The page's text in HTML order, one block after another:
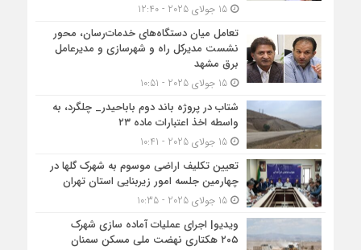
15 جولای 2025 - 12:40
تعامل میان دستگاه‌های خدمات‌رسان، محور
نشست مدیرکل راه و شهرسازی و مدیرعامل
برق مشهد
15 جولای 2025 - 10:51
شتاب در پروژه باند دوم باباحیدر_ چلگرد، به
واسطه اخذ اعتبارات ماده ۲۳
15 جولای 2025 - 10:41
تعیین تکلیف اراضی موسوم به شهرک گلها در
چهارمین جلسه امور زیربنایی استان تهران
15 جولای 2025 - 10:35
ویدیو| اجرای عملیات آماده سازی شهرک
۲۰۵ هکتاری نهضت ملی مسکن سمنان